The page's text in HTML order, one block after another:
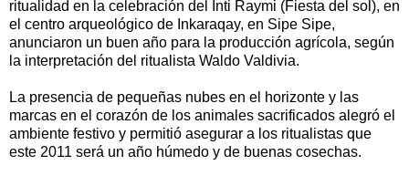
ritualidad en la celebración del Inti Raymi (Fiesta del sol), en
el centro arqueológico de Inkaraqay, en Sipe Sipe,
anunciaron un buen año para la producción agrícola, según
la interpretación del ritualista Waldo Valdivia.
La presencia de pequeñas nubes en el horizonte y las
marcas en el corazón de los animales sacrificados alegró el
ambiente festivo y permitió asegurar a los ritualistas que
este 2011 será un año húmedo y de buenas cosechas.